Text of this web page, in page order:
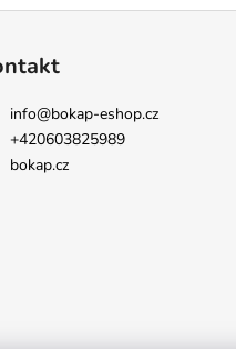
info@bokap-eshop.cz
+420603825989
bokap.cz